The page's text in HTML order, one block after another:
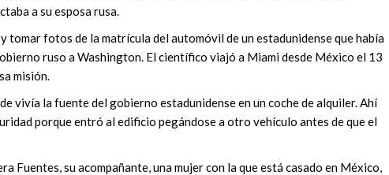
a su esposa rusa.
tomar fotos de la matrícula del automóvil de un estadunidense que había
ruso a Washington. El científico viajó a Miami desde México el 13
misión.
vivía la fuente del gobierno estadunidense en un coche de alquiler. Ahí
porque entró al edificio pegándose a otro vehículo antes de que el
Fuentes, su acompañante, una mujer con la que está casado en México,